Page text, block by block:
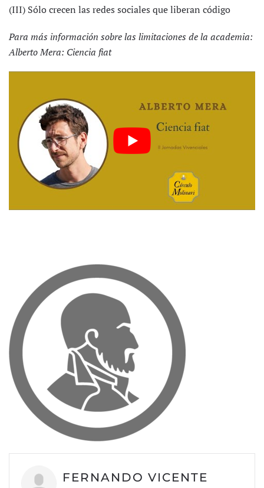
(III) Sólo crecen las redes sociales que liberan código
Para más información sobre las limitaciones de la academia:
Alberto Mera: Ciencia fiat
FERNANDO VICENTE